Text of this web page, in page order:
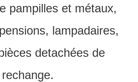
pampilles et métaux,
lampadaires,
detachées de
rechange.